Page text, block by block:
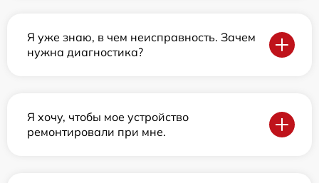
Я уже знаю, в чем неисправность. Зачем
нужна диагностика?
Я хочу, чтобы мое устройство
ремонтировали при мне.